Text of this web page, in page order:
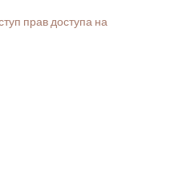
прав доступа на